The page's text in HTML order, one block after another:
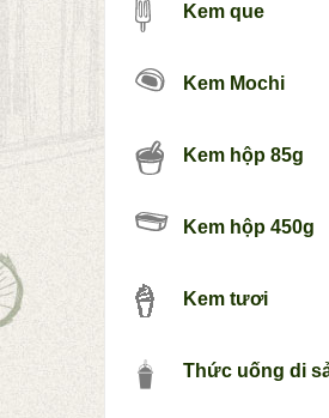
Kem que
Kem Mochi
Kem hộp 85g
Kem hộp 450g
Kem tươi
Thức uống di